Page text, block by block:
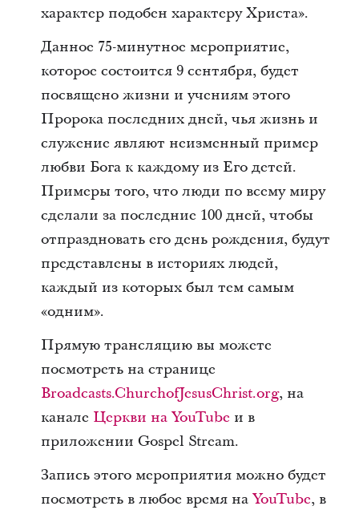
характер подобен характеру Христа».
Данное 75-минутное мероприятие,
которое состоится 9 сентября, будет
посвящено жизни и учениям этого
Пророка последних дней, чья жизнь и
служение являют неизменный пример
любви Бога к каждому из Его детей.
Примеры того, что люди по всему миру
сделали за последние 100 дней, чтобы
отпраздновать его день рождения, будут
представлены в историях людей,
каждый из которых был тем самым
«одним».
Прямую трансляцию вы можете
посмотреть на странице
Broadcasts.ChurchofJesusChrist.org, на
канале Церкви на YouTube и в
приложении Gospel Stream.
Запись этого мероприятия можно будет
посмотреть в любое время на YouTube, в